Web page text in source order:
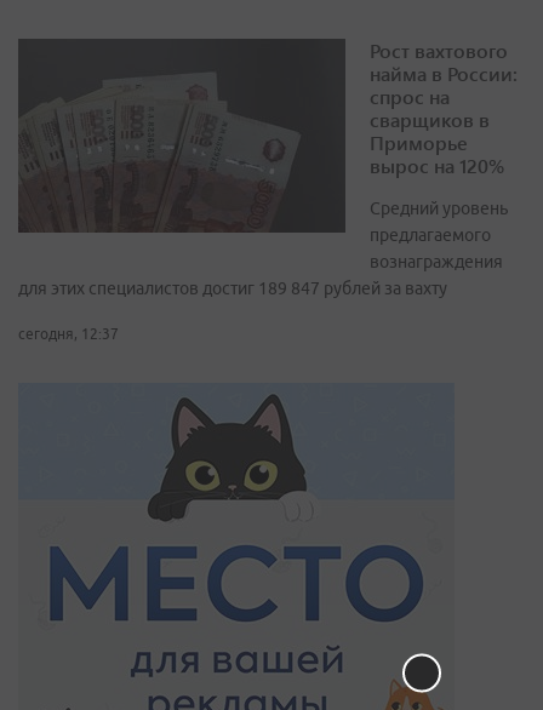
Рост вахтового
найма в России:
спрос на
сварщиков в
Приморье
вырос на 120%
Средний уровень
предлагаемого
вознаграждения
для этих специалистов достиг 189 847 рублей за вахту
сегодня, 12:37